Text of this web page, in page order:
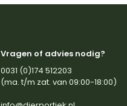
Vragen of advies nodig?
0031 (0)174 512203
(ma. t/m zat. van 09:00-18:00)